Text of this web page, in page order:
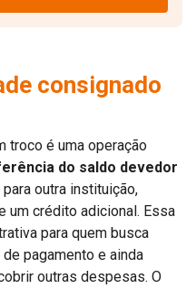
consignado
troco é uma operação
do saldo devedor
outra instituição,
um crédito adicional. Essa
para quem busca
pagamento e ainda
outras despesas. O